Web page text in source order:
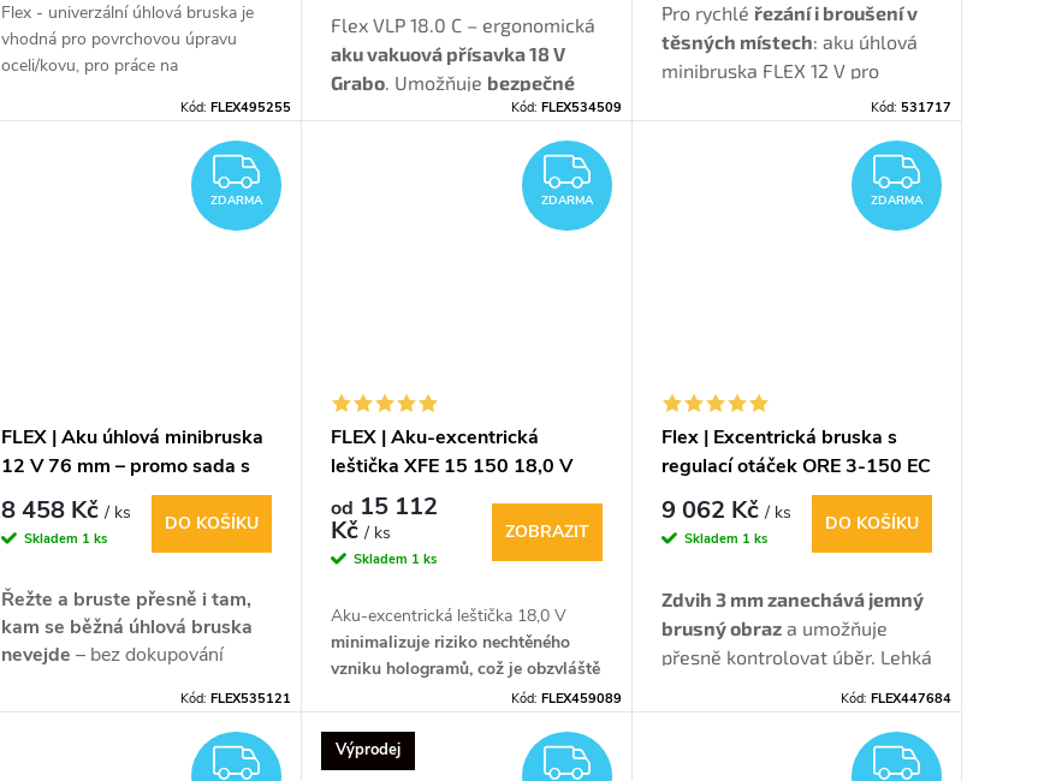
Flex - univerzální úhlová bruska je
vhodná pro povrchovou úpravu
oceli/kovu, pro práce na
karosářské a stavební firmy.
Kód:FLEX495255
Flex VLP 18.0 C – ergonomická
aku vakuová přísavka 18 V
Grabo . Umožňuje bezpečné
zvedání předmětů až do 130
kg, funguje i na drsných a
Kód: FLEX534509
Pro rychlé řezání i broušení v
těsných místech: aku úhlová
minibruska FLEX 12 V pro
kotouče 76 mm má vysoké
otáčky a hloubku řezu 22 mm.
Kód: 531717
ZDARMA
ZDARMA
FLEX | Aku úhlová minibruska
12 V 76 mm – promo sada s
5,0Ah aku a nabíječkou
8 458 Kč/ ks
Skladem 1 ks
DO KOŠÍKU
Řežte a bruste přesně i tam,
kam se běžná úhlová bruska
nevejde – bez dokupování
sadě s 5,0Ah akumulátorem,
rychlonabíječkou, kotouči a
brašnou je připravena k práci.
Kód:FLEX535121
ZDARMA
ZDARMA
FLEX | Aku-excentrická
leštička XFE 15 150 18,0 V
od 15 112
Kč/ ks
Skladem 1 ks
ZOBRAZIT
Aku-excentrická leštička 18,0 V
minimalizuje riziko nechtěného
vzniku hologramů, což je obzvláště
Kód: FLEX459089
ZDARMA
Flex | Excentrická bruska s
regulací otáček ORE 3-150 EC
9 062 Kč/ ks
Skladem 1 ks
DO KOŠÍKU
Zdvih 3 mm zanechává jemný
brusný obraza umožňuje
přesně kontrolovat úběr. Lehká
150mm bruska s EC motorem a
regulací otáček.
Kód: FLEX447684
ZDARMA
Výprodej ZDARMA